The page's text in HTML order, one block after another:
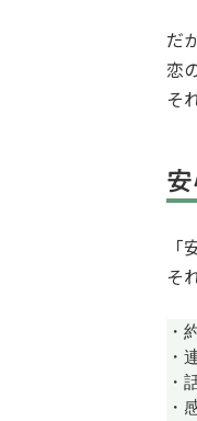
だ
恋
そ
そ
・
・
・
・